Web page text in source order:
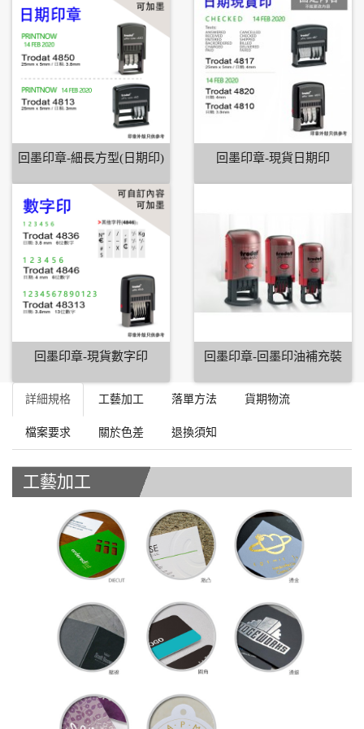
回墨印章-細長方型(日期印) 回墨印章-現貨日期印
回墨印章-現貨數字印 回墨印章-回墨印油補充裝
詳細規格 工藝加工 落單方法 貨期物流
檔案要求 關於色差 退換須知
工藝加工